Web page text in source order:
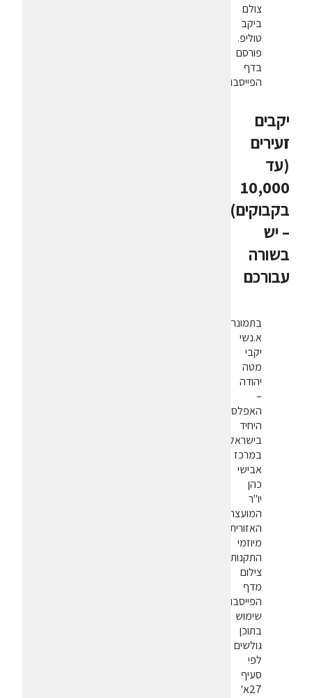
צולם
ביקב
טוליפ.
פורסם
בדף
הפייסבוק
יקבים
זעירים
(עד
10,000
בקבוקים)
– יש
בשורה
עבורכם
בתמונה
א.נשי
יקבי
מטה
יהודה
–
האפלסיון
היחיד
בישראל.
במרכז
אבישי
כהן
יו"ר
המועצה
האזורית
מיוזמי
התקנות.
צילום
מדף
הפייסבוק.
שימוש
בתוכן
גולשים
לפי
סעיף
27א'